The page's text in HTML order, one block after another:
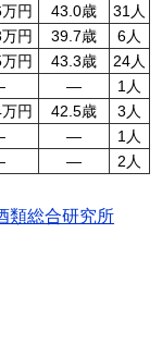
円 43.0歳
31人
円 39.7歳
6人
円 43.3歳
24人
—
1人
円 42.5歳
3人
—
1人
— 2人
類総合研究所